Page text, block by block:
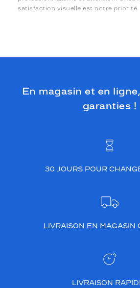
satisfaction visuelle est notre priorité.
En magasin et en
garanties !
30 JOURS POUR
LIVRAISON EN MAGASIN
LIVRAISON